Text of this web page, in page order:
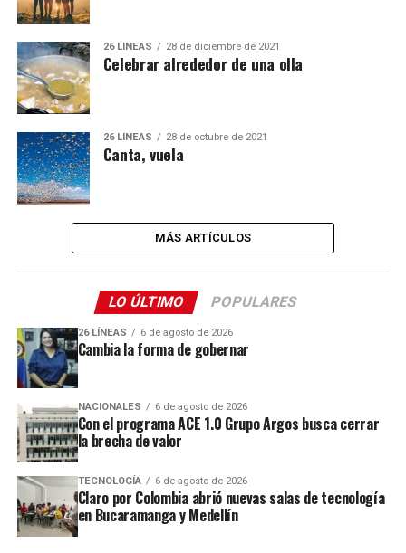
26 LÍNEAS 28 de diciembre de 2021
Celebrar alrededor de una olla
26 LÍNEAS 28 de octubre de 2021
Canta, vuela
MÁS ARTÍCULOS
LO ÚLTIMO POPULARES
26 LÍNEAS 6 de agosto de 2026
Cambia la forma de gobernar
NACIONALES 6 de agosto de 2026
Con el programa ACE 1.0 Grupo Argos busca cerrar
la brecha de valor
TECNOLOGÍA 6 de agosto de 2026
Claro por Colombia abrió nuevas salas de tecnología
en Bucaramanga y Medellín